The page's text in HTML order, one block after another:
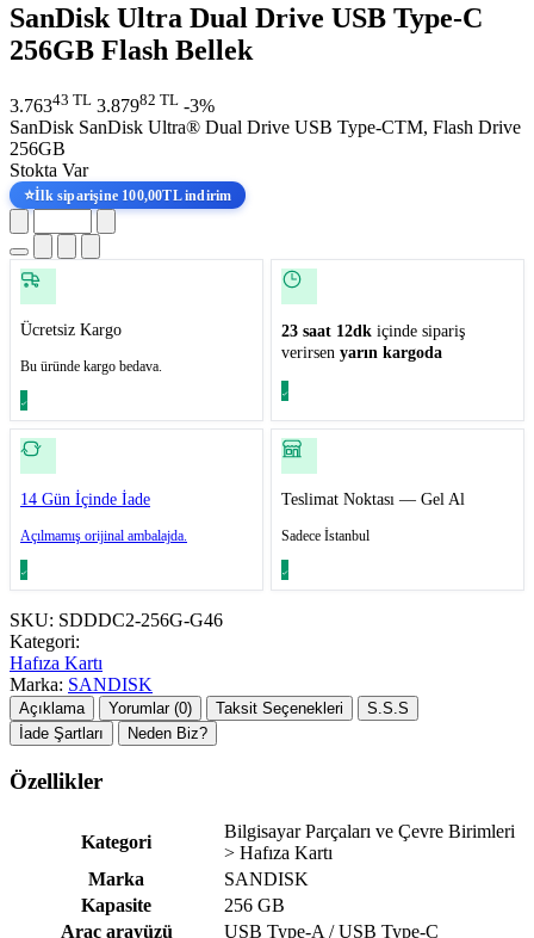
SanDisk Ultra Dual Drive USB Type-C
256GB Flash Bellek
3.76343 TL 3.87982 TL -3%
SanDisk SanDisk Ultra® Dual Drive USB Type-CTM, Flash Drive
256GB
Stokta Var
⭐İlk siparişine 100,00TL indirim
Ücretsiz Kargo
Bu üründe kargo bedava.
23 saat 12dk içinde sipariş
verirsen yarın kargoda
14 Gün İçinde İade
Açılmamış orijinal ambalajda.
Teslimat Noktası — Gel Al
Sadece İstanbul
SKU: SDDDC2-256G-G46
Kategori:
Hafıza Kartı
Marka: SANDISK
Açıklama Yorumlar (0) Taksit Seçenekleri
S.S.S
İade Şartları
Neden Biz?
Özellikler
Kategori
Bilgisayar Parçaları ve Çevre Birimleri
> Hafıza Kartı
Marka
SANDISK
Kapasite
256 GB
Araç arayüzü
USB Type-A / USB Type-C